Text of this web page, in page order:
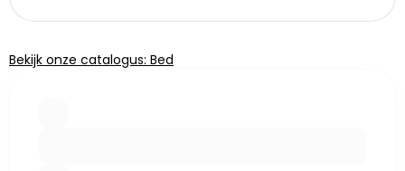
Bekijk onze catalogus: Bed